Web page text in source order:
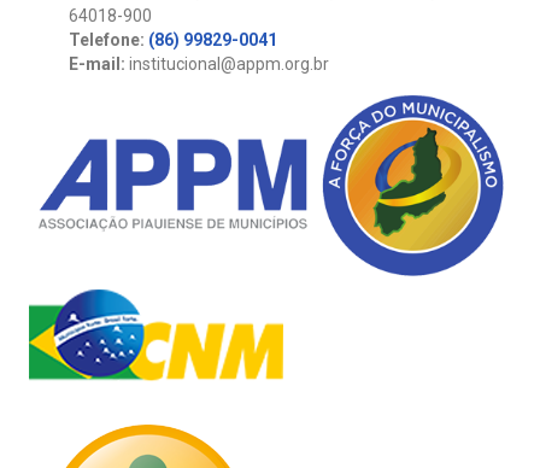
64018-900
Telefone: (86) 99829-0041
E-mail: institucional@appm.org.br